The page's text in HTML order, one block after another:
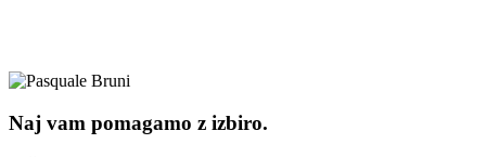
Naj vam pomagamo z izbiro.